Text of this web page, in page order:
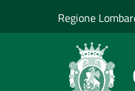
Regione